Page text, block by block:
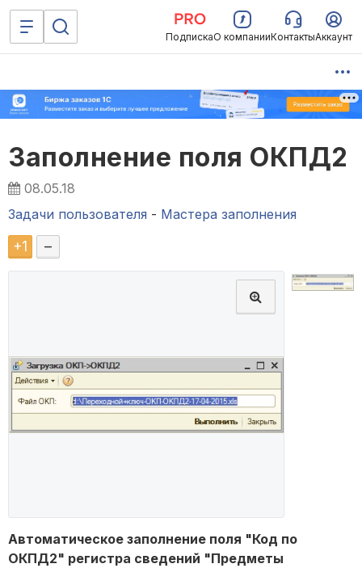
ПодпискаО компанииКонтактыАккаунт
Заполнение поля ОКПД2
08.05.18
Задачи пользователя - Мастера заполнения
+1 –
Автоматическое заполнение поля "Код по
ОКПД2" регистра сведений "Предметы